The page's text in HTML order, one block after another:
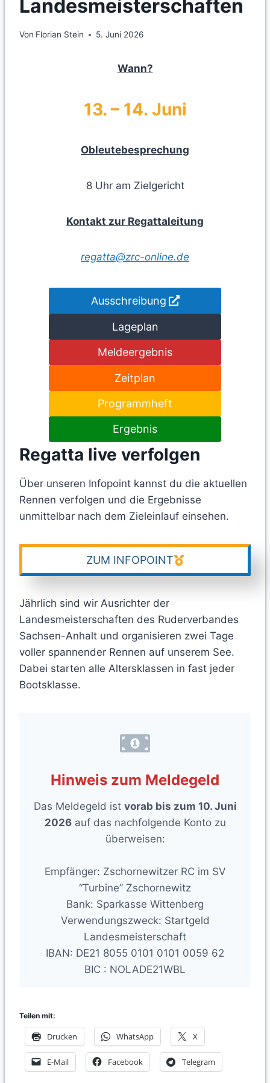
Landesmeisterschaften
Von Florian Stein 5. Juni 2026
Wann?
13. – 14. Juni
Obleutebesprechung
8 Uhr am Zielgericht
Kontakt zur Regattaleitung
regatta@zrc-online.de
Ausschreibung
Lageplan
Meldeergebnis
Zeitplan
Programmheft
Ergebnis
Regatta live verfolgen
Über unseren Infopoint kannst du die aktuellen
Rennen verfolgen und die Ergebnisse
unmittelbar nach dem Zieleinlauf einsehen.
ZUM INFOPOINT
Jährlich sind wir Ausrichter der
Landesmeisterschaften des Ruderverbandes
Sachsen-Anhalt und organisieren zwei Tage
voller spannender Rennen auf unserem See.
Dabei starten alle Altersklassen in fast jeder
Bootsklasse.
Hinweis zum Meldegeld
Das Meldegeld ist vorab bis zum 10. Juni
2026auf das nachfolgende Konto zu
überweisen:
Empfänger: Zschornewitzer RC im SV
“Turbine” Zschornewitz
Bank: Sparkasse Wittenberg
Verwendungszweck: Startgeld
Landesmeisterschaft
IBAN: DE21 8055 0101 0101 0059 62
BIC : NOLADE21WBL
Teilen mit:
Drucken WhatsApp X
E-Mail Facebook Telegram